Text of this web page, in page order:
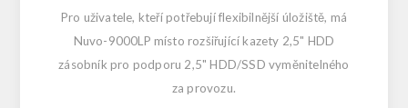
Pro uživatele, kteří potřebují flexibilnější úložiště, má
Nuvo-9000LP místo rozšiřující kazety 2,5" HDD
zásobník pro podporu 2,5" HDD/SSD vyměnitelného
za provozu.